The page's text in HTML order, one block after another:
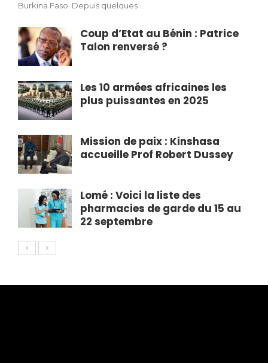
Burkina Faso. Depuis quelques ...
Coup d’Etat au Bénin : Patrice
Talon renversé ?
Les 10 armées africaines les
plus puissantes en 2025
Mission de paix : Kinshasa
accueille Prof Robert Dussey
Lomé : Voici la liste des
pharmacies de garde du 15 au
22 septembre